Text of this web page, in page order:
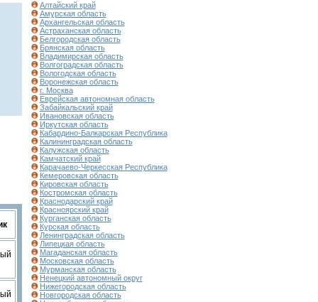
Алтайский край
Амурская область
Архангельская область
Астраханская область
Белгородская область
Брянская область
Владимирская область
Волгоградская область
Вологодская область
Воронежская область
г. Москва
Еврейская автономная область
Забайкальский край
Ивановская область
Иркутская область
Кабардино-Балкарская Республика
Калининградская область
Калужская область
Камчатский край
Карачаево-Черкесская Республика
Кемеровская область
Кировская область
Костромская область
Краснодарский край
Красноярский край
Курганская область
Курская область
Ленинградская область
Липецкая область
Магаданская область
Московская область
Мурманская область
Ненецкий автономный округ
Нижегородская область
Новгородская область